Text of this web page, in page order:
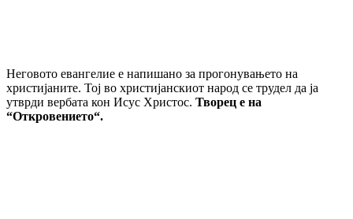
Неговото евангелие е напишано за прогонувањето на
христијаните. Тој во христијанскиот народ се трудел да ја
утврди вербата кон Исус Христос. Творец е на
“Откровението“.